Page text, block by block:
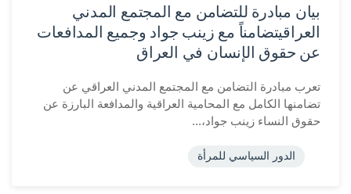
بيان مبادرة للتضامن مع المجتمع المدني
العراقيتضامناً مع زينب جواد وجميع المدافعات
عن حقوق الإنسان في العراق
تعرب مبادرة التضامن مع المجتمع المدني العراقي عن
تضامنها الكامل مع المحامية العراقية والمدافعة البارزة عن
حقوق النساء زينب جواد،...
الدور السياسي للمرأة